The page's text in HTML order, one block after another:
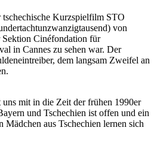
Kurzspielfilm STO
von
Cinéfondation für
in Cannes zu sehen war. Der
dem langsam Zweifel an
mit in die Zeit der frühen 1990er
und Tschechien ist offen und ein
Mädchen aus Tschechien lernen sich